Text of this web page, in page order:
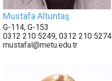
Mustafa Altuntaş
G-114, G-153
0312 210 5249, 0312 210 5274
mustafal@metu.edu.tr